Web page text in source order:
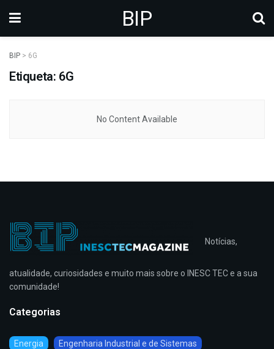
BIP
BIP > 6G
Etiqueta: 6G
No Content Available
Notícias,
atualidade, curiosidades e muito mais sobre o INESC TEC e a sua
comunidade!
Categorias
Energia Engenharia Industrial e de Sistemas